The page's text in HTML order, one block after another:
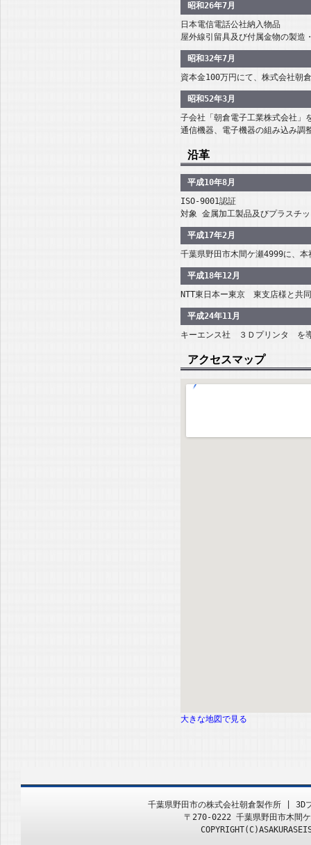
昭和26年7月
日本電信電話公社納入物品
屋外線引留具及び付属金物の製造
昭和32年7月
資本金100万円にて、株式会社朝
昭和52年3月
子会社「朝倉電子工業株式会社」
通信機器、電子機器の組み込み調
沿革
平成10年8月
ISO-9001認証
対象 金属加工製品及びプラスチ
平成17年2月
千葉県野田市木間ケ瀬4999に、本
平成18年12月
NTT東日本ー東京 東支店様と共
平成24年11月
キーエンス社 ３Ｄプリンタ を
アクセスマップ
大きな地図で見る
千葉県野田市の株式会社朝倉製作所 | 3D
〒270-0222 千葉県野田市木